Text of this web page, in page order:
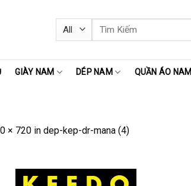
Tìm
kiếm:
GIÀY NAM DÉP NAM QUẦN ÁO NAM
× 720 in dep-kep-dr-mana (4)